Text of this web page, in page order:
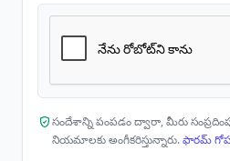
సందేశాన్ని పంపడం ద్వారా, మీరు
నియమాలకు అంగీకరిస్తున్నారు.ఫారమ్